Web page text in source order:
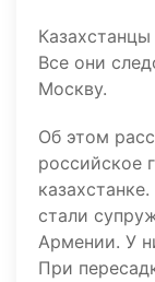
Все они
Москву.
Об этом
российское
стали
Армении. У
При